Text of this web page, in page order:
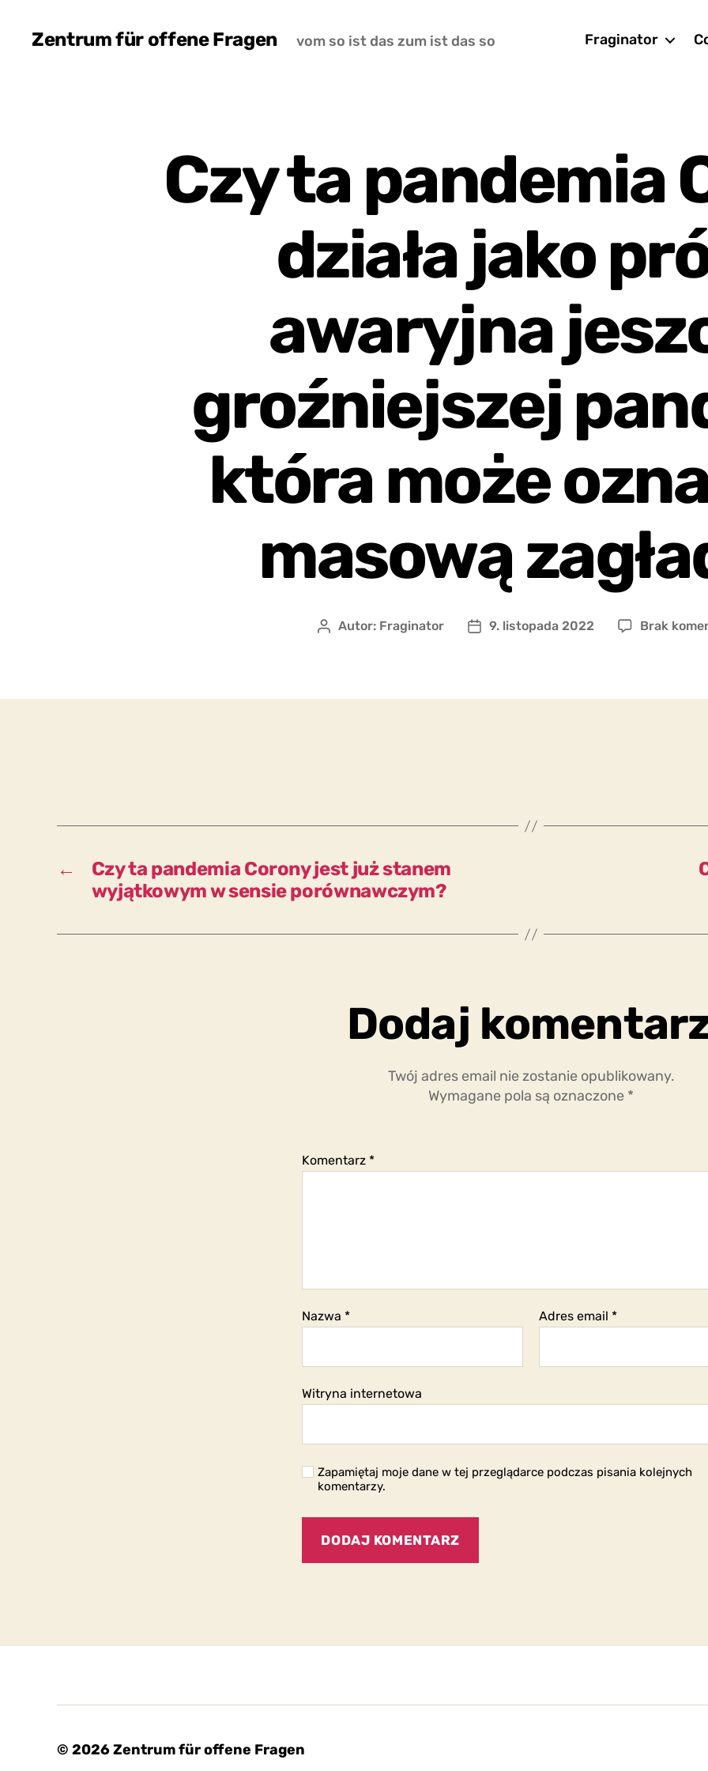
Zentrum für offene Fragen vom so ist das zum ist das so Fraginator
Czy ta pandemia
działa jako
awaryjna
groźniejszej
która może
masową
Autor
Autor: Fraginator
Data9. listopada 2022 Brak
←
Czy ta pandemia Corony jest już stanem
wyjątkowym w sensie porównawczym?
Dodaj
Twój adres email nie zostanie opublikowany.
Wymagane pola są oznaczone *
Komentarz *
Nazwa * Adres email *
Witryna internetowa
Zapamiętaj moje dane w tej przeglądarce podczas pisania kolejnych
komentarzy.
© 2026Zentrum für offene Fragen